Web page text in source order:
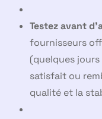
Testez avant
fournisseurs
(quelques
satisfait ou
qualité et la